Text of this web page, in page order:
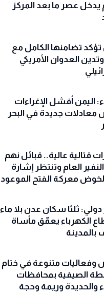
يدخل عصر ما بعد المركز
تؤكد تضامنها الكامل مع
وتدين العدوان الأمريكي
اليمن أفشل الإغراءات
جديدة في البحر
قتالية عالية.. قبائل نهم
العام وتنتظر إشارة
لخوض معركة الفتح الموعود
دولي: ثلثا سكان عدن بلا ماء
الكهرباء يعمّق مأساة
بالمدينة
وفعاليات متنوعة في ختام
الصيفية بمحافظات
والحديدة وريمة وحجة